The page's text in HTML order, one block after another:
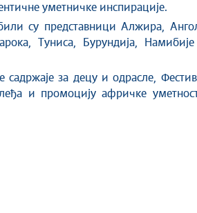
уметничке инспирације.
су представници Алжира,
Туниса, Бурундија,
садржаје за децу и одрасле,
и промоцију афричке